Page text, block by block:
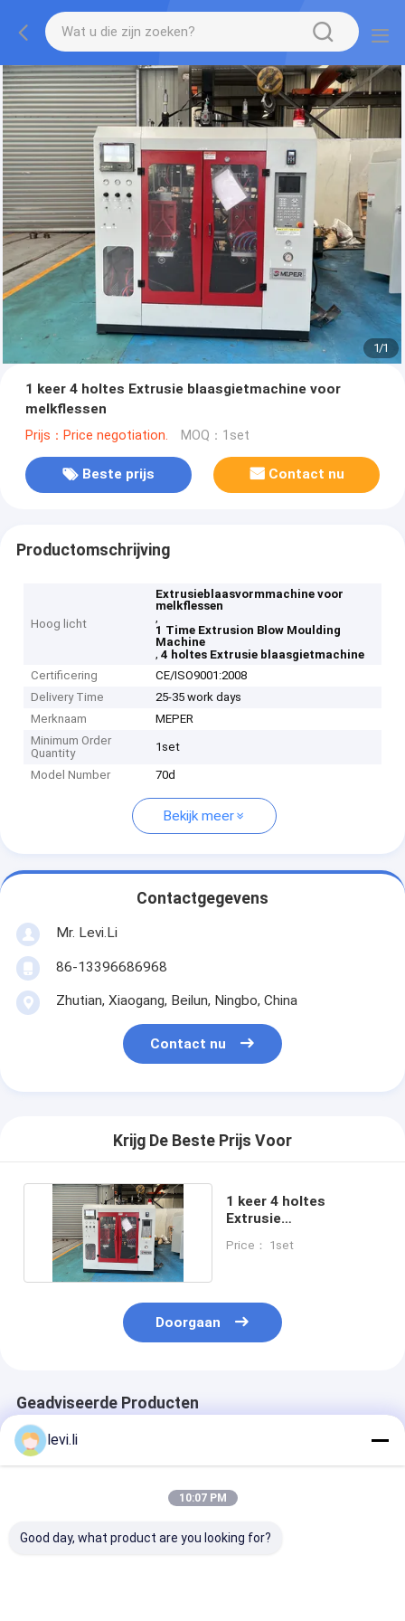
1/1
1 keer 4 holtes Extrusie blaasgietmachine voor
melkflessen
Prijs：Price negotiation. MOQ：1set
Beste prijs Contact nu
Productomschrijving
Hoog licht
Extrusieblaasvormmachine voor
melkflessen
,
1 Time Extrusion Blow Moulding
Machine
,4 holtes Extrusie blaasgietmachine
Certificering
CE/ISO9001:2008
Delivery Time
25-35 work days
Merknaam
MEPER
Minimum Order
Quantity
1set
Model Number 70d
Bekijk meer
Contactgegevens
Mr. Levi.Li
86-13396686968
Zhutian, Xiaogang, Beilun, Ningbo, China
Contact nu
Krijg De Beste Prijs Voor
1 keer 4 holtes
Extrusie
melkflessen
Price： 1set
Doorgaan
Geadviseerde Producten
levi.li
10:07 PM
Good day, what product are you looking for?